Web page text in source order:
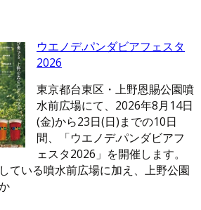
ウエノデ.パンダビアフェスタ
2026
東京都台東区・上野恩賜公園噴
水前広場にて、2026年8月14日
(金)から23日(日)までの10日
間、「ウエノデ.パンダビアフ
ェスタ2026」を開催します。
ている噴水前広場に加え、上野公園